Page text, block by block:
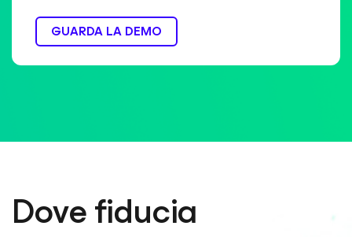
GUARDA LA DEMO
Dove fiducia